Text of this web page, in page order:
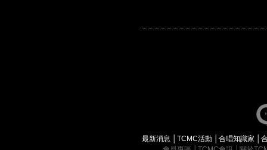
最新消息 │TCMC活動 │合唱知識家 │